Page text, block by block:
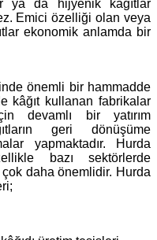
ya da hijyenik kağıtlar
Emici özelliği olan veya
ekonomik anlamda bir
önemli bir hammadde
kâğıt kullanan fabrikalar
devamlı bir yatırım
geri dönüşüme
yapmaktadır. Hurda
bazı sektörlerde
çok daha önemlidir. Hurda